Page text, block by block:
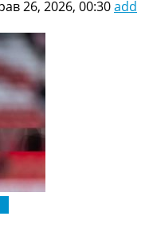
26, 2026, 00:30add